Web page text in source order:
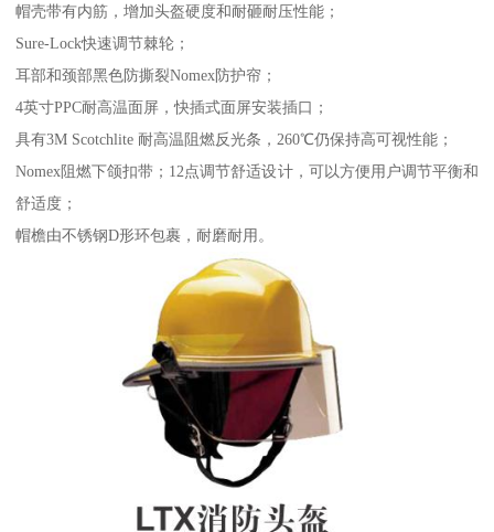
帽壳带有内筋，增加头盔硬度和耐砸耐压性能；
Sure-Lock快速调节棘轮；
耳部和颈部黑色防撕裂Nomex防护帘；
4英寸PPC耐高温面屏，快插式面屏安装插口；
具有3M Scotchlite 耐高温阻燃反光条，260℃仍保持高可视性能；
Nomex阻燃下颌扣带；12点调节舒适设计，可以方便用户调节平衡和
舒适度；
帽檐由不锈钢D形环包裹，耐磨耐用。